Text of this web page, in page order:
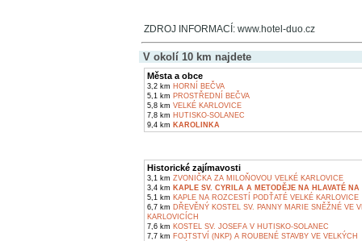
ZDROJ INFORMACÍ: www.hotel-duo.cz
V okolí 10 km najdete
Města a obce
3,2 km HORNÍ BEČVA
5,1 km PROSTŘEDNÍ BEČVA
5,8 km VELKÉ KARLOVICE
7,8 km HUTISKO-SOLANEC
9,4 km KAROLINKA
Historické zajímavosti
3,1 km ZVONIČKA ZA MILOŇOVOU VELKÉ KARLOVICE
3,4 km KAPLE SV. CYRILA A METODĚJE NA HLAVATÉ NA
5,1 km KAPLE NA ROZCESTÍ PODŤATÉ VELKÉ KARLOVICE
6,7 km DŘEVĚNÝ KOSTEL SV. PANNY MARIE SNĚŽNÉ VE
KARLOVICÍCH
7,6 km KOSTEL SV. JOSEFA V HUTISKO-SOLANEC
7,7 km FOJTSTVÍ (NKP) A ROUBENÉ STAVBY VE VELKÝCH